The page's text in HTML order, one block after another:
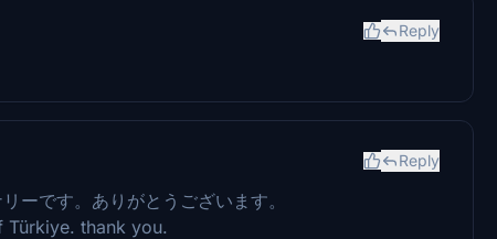
Reply
Reply
ーです。ありがとうございます。
thank you.